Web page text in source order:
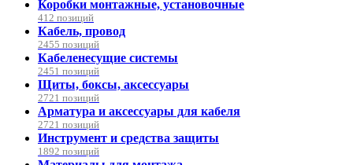
Коробки монтажные, установочные
412 позиций
Кабель, провод
2455 позиций
Кабеленесущие системы
2451 позиций
Щиты, боксы, аксессуары
2721 позиций
Арматура и аксессуары для кабеля
2721 позиций
Инструмент и средства защиты
1892 позиций